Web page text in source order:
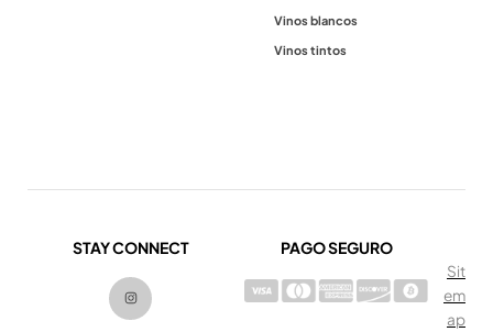
Vinos blancos
Vinos tintos
STAY CONNECT
I
n
s
t
PAGO SEGURO
Sit
em
ap